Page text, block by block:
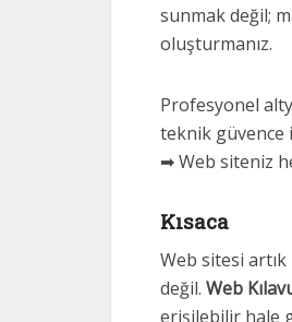
sunmak değil;
oluşturmanız.
Profesyonel
teknik güvence
➡ Web siteniz
Kısaca
Web sitesi
değil. Web
erişilebilir hale